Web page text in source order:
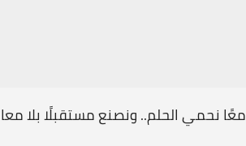
معًا نحمي الحلم.. ونصنع مستقبلًا بلا